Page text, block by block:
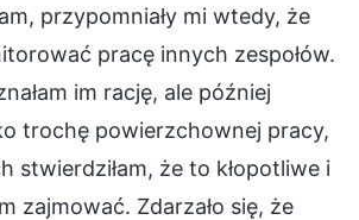
przypomniały mi wtedy, że
pracę innych zespołów.
im rację, ale później
trochę powierzchownej pracy,
stwierdziłam, że to kłopotliwe i
zajmować. Zdarzało się, że